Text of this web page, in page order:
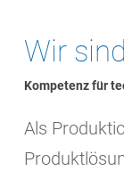
Wir
Kompetenz für
Als